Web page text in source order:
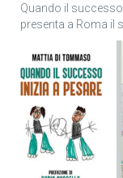
Quando il
presenta a Roma il